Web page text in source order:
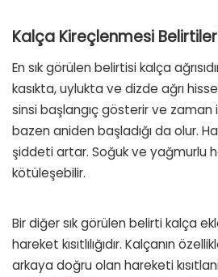
Kalça Kireçlenmesi
En sık görülen belirtisi kalça
kasıkta, uylukta ve dizde ağrı
sinsi başlangıç gösterir ve
bazen aniden başladığı da olur.
şiddeti artar. Soğuk ve yağmurlu
kötüleşebilir.
Bir diğer sık görülen belirti kalça
hareket kısıtlılığıdır. Kalçanın
arkaya doğru olan hareketi